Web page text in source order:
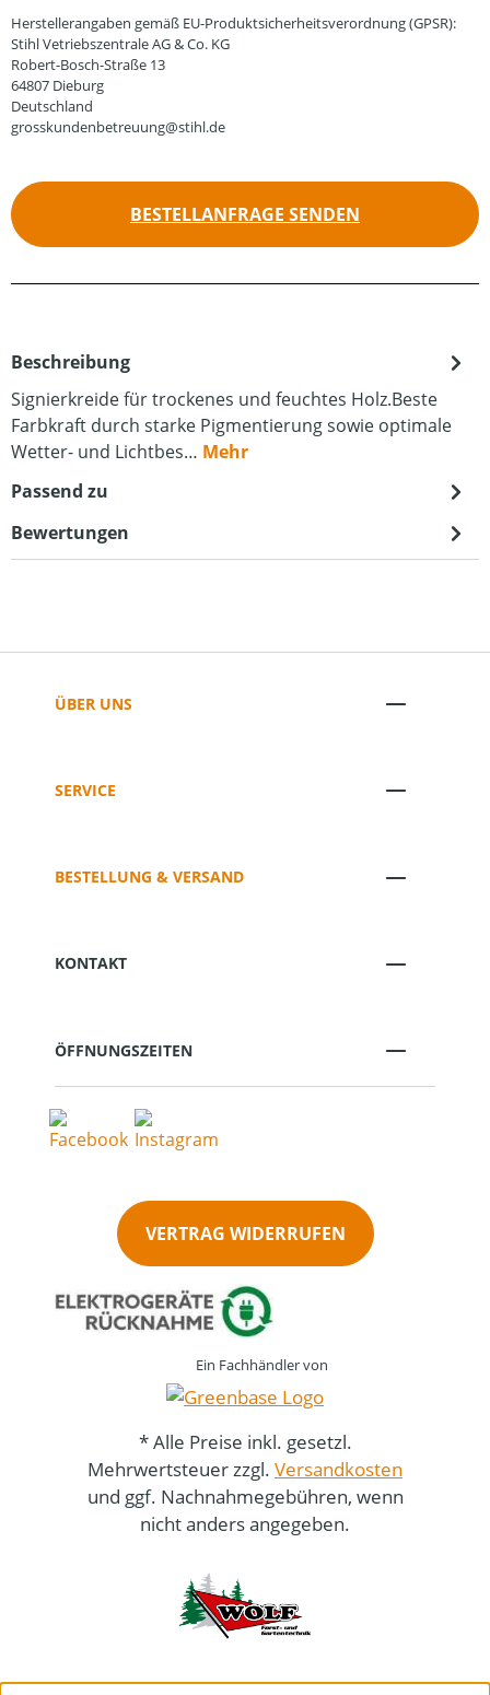
Herstellerangaben gemäß EU-Produktsicherheitsverordnung (GPSR):
Stihl Vetriebszentrale AG & Co. KG
Robert-Bosch-Straße 13
64807 Dieburg
Deutschland
grosskundenbetreuung@stihl.de
BESTELLANFRAGE SENDEN
Beschreibung
Signierkreide für trockenes und feuchtes Holz.Beste
Farbkraft durch starke Pigmentierung sowie optimale
Wetter- und Lichtbes… Mehr
Passend zu
Bewertungen
ÜBER UNS
SERVICE
BESTELLUNG & VERSAND
KONTAKT
ÖFFNUNGSZEITEN
VERTRAG WIDERRUFEN
Ein Fachhändler von
* Alle Preise inkl. gesetzl.
Mehrwertsteuer zzgl. Versandkosten
und ggf. Nachnahmegebühren, wenn
nicht anders angegeben.